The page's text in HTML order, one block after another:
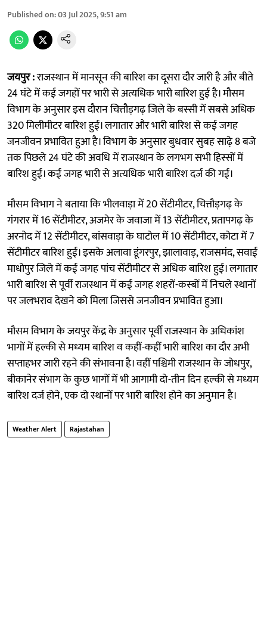
Published on:03 Jul 2025, 9:51 am
जयपुर :राजस्थान में मानसून की बारिश का दूसरा दौर जारी है और बीते
24 घंटे में कई जगहों पर भारी से अत्यधिक भारी बारिश हुई है। मौसम
विभाग के अनुसार इस दौरान चित्तौड़गढ़ जिले के बस्सी में सबसे अधिक
320 मिलीमीटर बारिश हुई। लगातार और भारी बारिश से कई जगह
जनजीवन प्रभावित हुआ है। विभाग के अनुसार बुधवार सुबह साढ़े 8 बजे
तक पिछले 24 घंटे की अवधि में राजस्थान के लगभग सभी हिस्सों में
बारिश हुई। कई जगह भारी से अत्यधिक भारी बारिश दर्ज की गई।
मौसम विभाग ने बताया कि भीलवाड़ा में 20 सेंटीमीटर, चित्तौड़गढ़ के
गंगरार में 16 सेंटीमीटर, अजमेर के जवाजा में 13 सेंटीमीटर, प्रतापगढ़ के
अरनोद में 12 सेंटीमीटर, बांसवाड़ा के घाटोल में 10 सेंटीमीटर, कोटा में 7
सेंटीमीटर बारिश हुई। इसके अलावा डूंगरपुर, झालावाड़, राजसमंद, सवाई
माधोपुर जिले में कई जगह पांच सेंटीमीटर से अधिक बारिश हुई। लगातार
भारी बारिश से पूर्वी राजस्थान में कई जगह शहरों-कस्बों में निचले स्थानों
पर जलभराव देखने को मिला जिससे जनजीवन प्रभावित हुआ।
मौसम विभाग के जयपुर केंद्र के अनुसार पूर्वी राजस्थान के अधिकांश
भागों में हल्की से मध्यम बारिश व कहीं-कहीं भारी बारिश का दौर अभी
सप्ताहभर जारी रहने की संभावना है। वहीं पश्चिमी राजस्थान के जोधपुर,
बीकानेर संभाग के कुछ भागों में भी आगामी दो-तीन दिन हल्की से मध्यम
बारिश दर्ज होने, एक दो स्थानों पर भारी बारिश होने का अनुमान है।
Weather Alert Rajastahan